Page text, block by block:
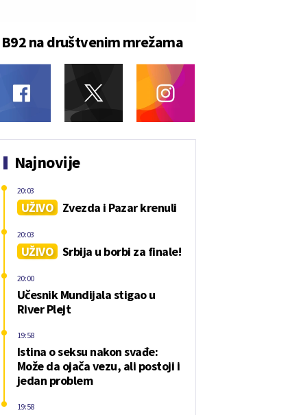
B92 na društvenim mrežama
Najnovije
UŽIVO Zvezda i Pazar krenuli
20:03
UŽIVO Srbija u borbi za finale!
20:03
Učesnik Mundijala stigao u
River Plejt
20:00
Istina o seksu nakon svađe:
Može da ojača vezu, ali postoji i
jedan problem
19:58
19:58